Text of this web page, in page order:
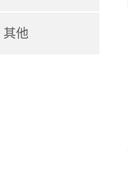
其他